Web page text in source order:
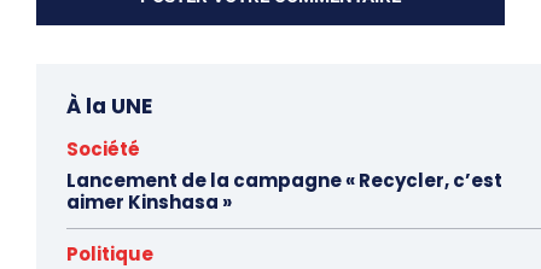
À la UNE
Société
Lancement de la campagne « Recycler, c’est
aimer Kinshasa »
Politique